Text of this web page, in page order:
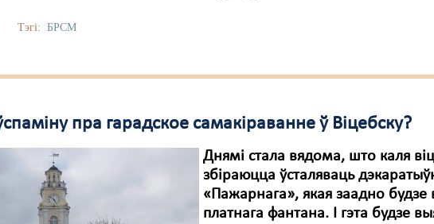
Тэгі: БРСМ
пра гарадское самакіраванне ў Віцебску?
Днямі стала вядома, што каля
збіраюцца ўсталяваць
«Пажарнага», якая заадно
платнага фантана. І гэта будзе